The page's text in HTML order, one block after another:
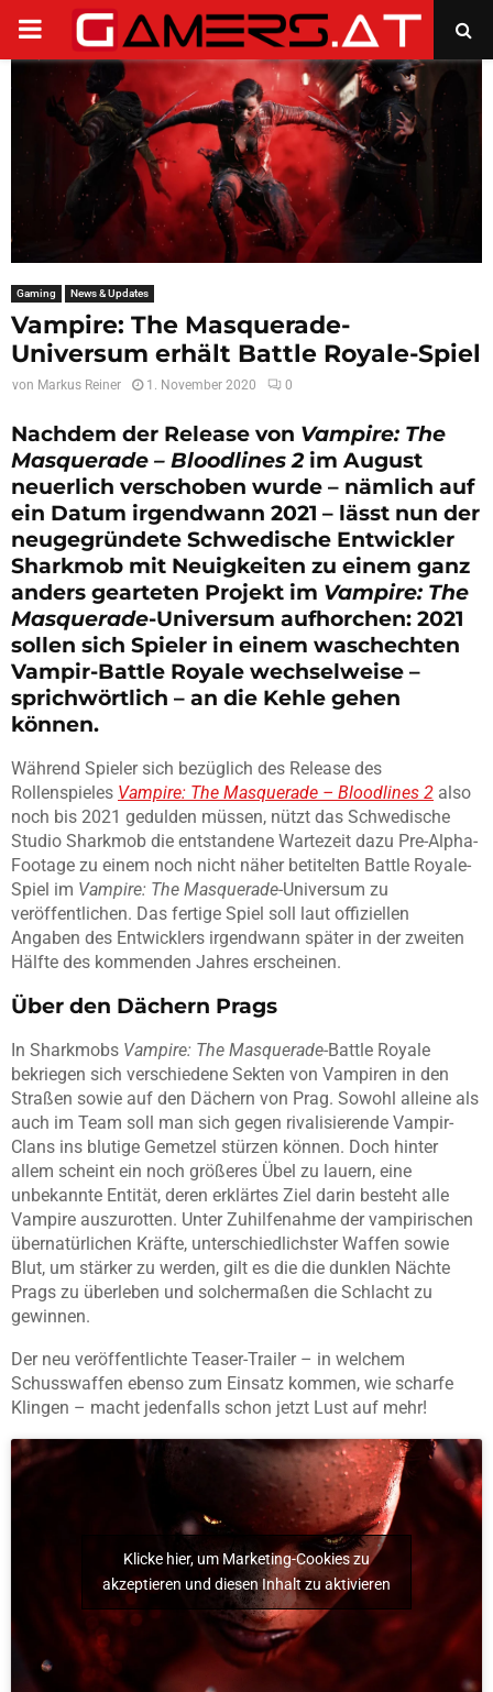
PRIMARY
MENU
Gaming News & Updates
Vampire: The Masquerade-
Universum erhält Battle Royale-Spiel
von Markus Reiner 1. November 2020 0
Nachdem der Release von Vampire: The
Masquerade – Bloodlines 2im August
neuerlich verschoben wurde – nämlich auf
ein Datum irgendwann 2021 – lässt nun der
neugegründete Schwedische Entwickler
Sharkmob mit Neuigkeiten zu einem ganz
anders gearteten Projekt im Vampire: The
Masquerade-Universum aufhorchen: 2021
sollen sich Spieler in einem waschechten
Vampir-Battle Royale wechselweise –
sprichwörtlich – an die Kehle gehen
können.
Während Spieler sich bezüglich des Release des
Rollenspieles Vampire: The Masquerade – Bloodlines 2 also
noch bis 2021 gedulden müssen, nützt das Schwedische
Studio Sharkmob die entstandene Wartezeit dazu Pre-Alpha-
Footage zu einem noch nicht näher betitelten Battle Royale-
Spiel im Vampire: The Masquerade-Universum zu
veröffentlichen. Das fertige Spiel soll laut offiziellen
Angaben des Entwicklers irgendwann später in der zweiten
Hälfte des kommenden Jahres erscheinen.
Über den Dächern Prags
In Sharkmobs Vampire: The Masquerade-Battle Royale
bekriegen sich verschiedene Sekten von Vampiren in den
Straßen sowie auf den Dächern von Prag. Sowohl alleine als
auch im Team soll man sich gegen rivalisierende Vampir-
Clans ins blutige Gemetzel stürzen können. Doch hinter
allem scheint ein noch größeres Übel zu lauern, eine
unbekannte Entität, deren erklärtes Ziel darin besteht alle
Vampire auszurotten. Unter Zuhilfenahme der vampirischen
übernatürlichen Kräfte, unterschiedlichster Waffen sowie
Blut, um stärker zu werden, gilt es die die dunklen Nächte
Prags zu überleben und solchermaßen die Schlacht zu
gewinnen.
Der neu veröffentlichte Teaser-Trailer – in welchem
Schusswaffen ebenso zum Einsatz kommen, wie scharfe
Klingen – macht jedenfalls schon jetzt Lust auf mehr!
Klicke hier, um Marketing-Cookies zu
akzeptieren und diesen Inhalt zu aktivieren